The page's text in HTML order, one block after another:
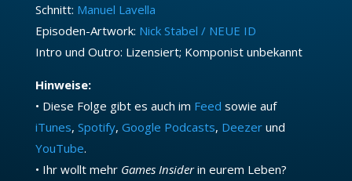
Schnitt: Manuel Lavella
Episoden-Artwork: Nick Stabel / NEUE ID
Intro und Outro: Lizensiert; Komponist unbekannt
Hinweise:
• Diese Folge gibt es auch im Feed sowie auf
iTunes, Spotify, Google Podcasts, Deezerund
YouTube.
• Ihr wollt mehr Games Insiderin eurem Leben?